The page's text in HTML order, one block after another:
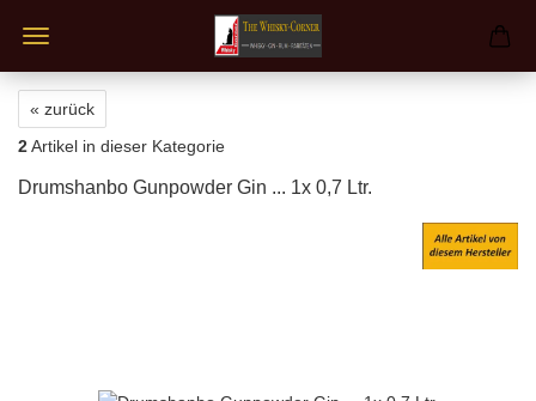
« zurück
2Artikel in dieser Kategorie
Drumshanbo Gunpowder Gin ... 1x 0,7 Ltr.